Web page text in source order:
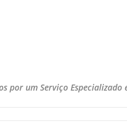
um Serviço Especializado